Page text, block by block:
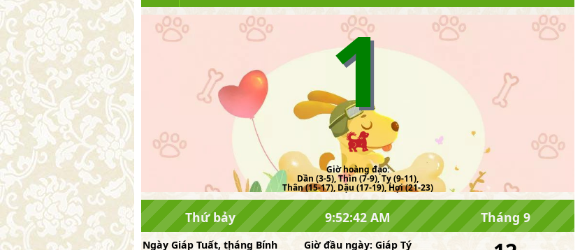
1
Giờ hoàng đạo:
Dần (3-5), Thìn (7-9), Tỵ (9-11),
Thân (15-17), Dậu (17-19), Hợi (21-23)
Thứ bảy 9:52:43 AM Tháng 9
NgàyGiáp Tuất, tháng Bính Giờ đầu ngày: Giáp Tý